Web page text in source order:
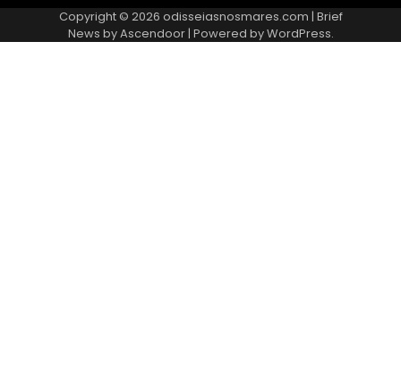
Us
Us
Policy
Policy
and
Conditions
Copyright © 2026 odisseiasnosmares.com | Brief
News byAscendoor| Powered byWordPress.